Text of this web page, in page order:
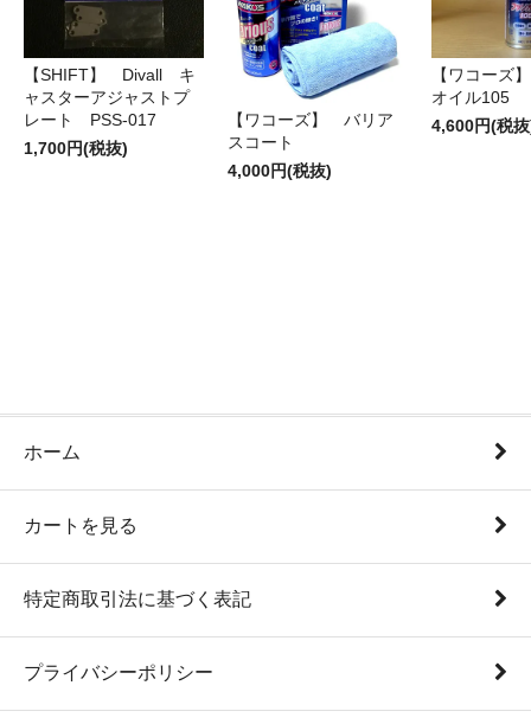
【SHIFT】 Divall キ
ャスターアジャストプ
レート PSS-017
1,700円(税抜)
【ワコーズ】 バリア
スコート
4,000円(税抜)
【ワコーズ
オイル105
4,600円(税
ホーム
カートを見る
特定商取引法に基づく表記
プライバシーポリシー